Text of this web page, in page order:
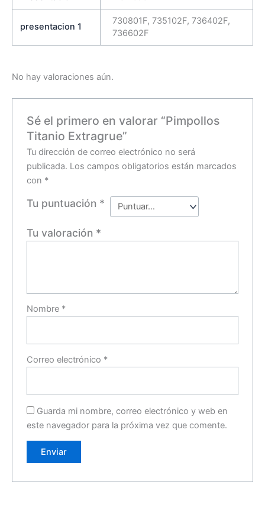
presentacion 1
730801F, 735102F, 736402F,
736602F
No hay valoraciones aún.
Sé el primero en valorar “Pimpollos
Titanio Extragrue”
Tu dirección de correo electrónico no será
publicada. Los campos obligatorios están marcados
con *
Tu puntuación *
Tu valoración *
Nombre *
Correo electrónico *
Guarda mi nombre, correo electrónico y web en
este navegador para la próxima vez que comente.